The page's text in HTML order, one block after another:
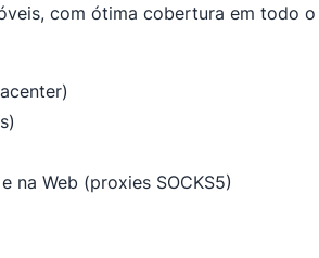
com ótima cobertura em todo o
na Web (proxies SOCKS5)